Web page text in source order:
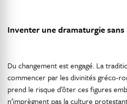
Inventer une dramaturgie
Du changement est engagé. La
commencer par les divinités gréco-
prend le risque d’ôter ces figures
n’imprègnent pas la culture